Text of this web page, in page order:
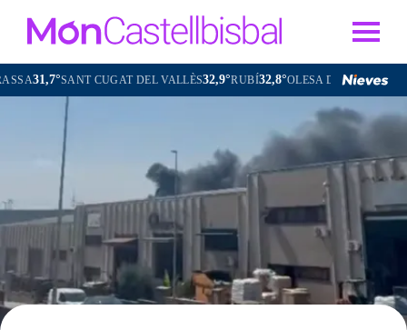
31,7°SANT CUGAT DEL VALLÈS32,9°RUBÍ32,8°OLESA DE MONTSERRAT